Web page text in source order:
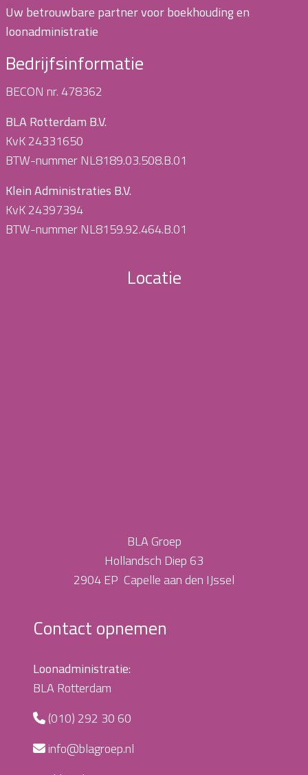
Uw betrouwbare partner voor boekhouding en
loonadministratie
Bedrijfsinformatie
BECON nr. 478362
BLA Rotterdam B.V.
KvK 24331650
BTW-nummer NL8189.03.508.B.01
Klein Administraties B.V.
KvK 24397394
BTW-nummer NL8159.92.464.B.01
Locatie
BLA Groep
Hollandsch Diep 63
2904 EP Capelle aan den IJssel
Contact opnemen
Loonadministratie:
BLA Rotterdam
(010) 292 30 60
info@blagroep.nl